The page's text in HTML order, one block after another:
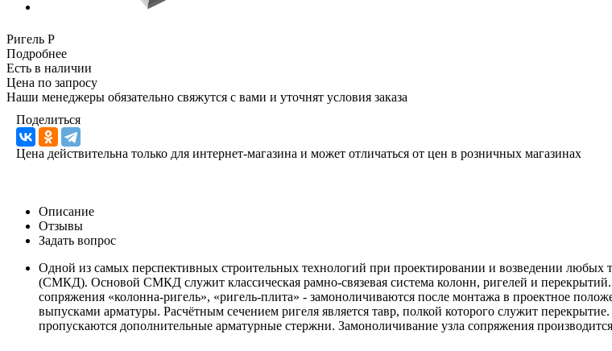
Ригель Р
Подробнее
Есть в наличии
Цена по запросу
Наши менеджеры обязательно свяжутся с вами и уточнят условия заказа
Поделиться
Цена действительна только для интернет-магазина и может отличаться от цен в розничных магазинах
Описание
Отзывы
Задать вопрос
Одной из самых перспективных строительных технологий при проектировании и возведении любых
(СМКД). Основой СМКД служит классическая рамно-связевая система колонн, ригелей и
сопряжения «колонна-ригель», «ригель-плита» - замоноличиваются после монтажа в проектное
выпусками арматуры. Расчётным сечением ригеля является тавр, полкой которого служит
пропускаются дополнительные арматурные стержни. Замоноличивание узла сопряжения